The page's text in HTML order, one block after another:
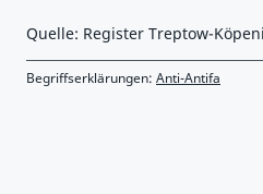
Quelle: Register Treptow-
Begriffserklärungen: Anti-Antifa